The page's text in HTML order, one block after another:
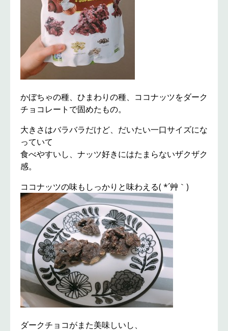
かぼちゃの種、ひまわりの種、ココナッツをダーク
チョコレートで固めたもの。
大きさはバラバラだけど、だいたい一口サイズにな
っていて
食べやすいし、ナッツ好きにはたまらないザクザク
感。
ココナッツの味もしっかりと味わえる( *´艸｀)
ダークチョコがまた美味しいし、